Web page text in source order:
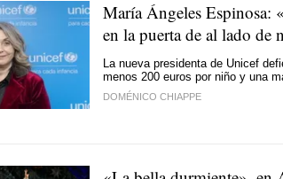
María Ángeles Espinosa:
en la puerta de al lado de
La nueva presidenta de Unicef
menos 200 euros por niño y una
DOMÉNICO CHIAPPE